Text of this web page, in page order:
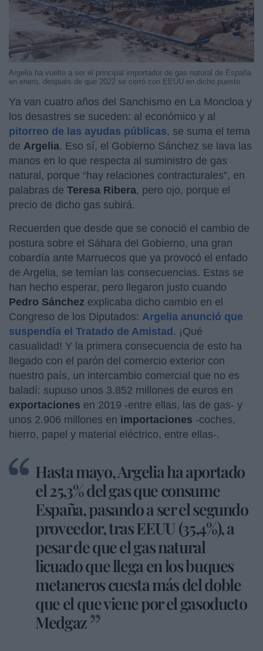
Argelia ha vuelto a ser el principal importador de gas natural de España
en enero, después de que 2022 se cerró con EEUU en dicho puesto
Ya van cuatro años del Sanchismo en La Moncloa y
los desastres se suceden: al económico y al
pitorreo de las ayudas públicas, se suma el tema
de Argelia. Eso sí, el Gobierno Sánchez se lava las
manos en lo que respecta al suministro de gas
natural, porque “hay relaciones contracturales”, en
palabras de Teresa Ribera, pero ojo, porque el
precio de dicho gas subirá.
Recuerden que desde que se conoció el cambio de
postura sobre el Sáhara del Gobierno, una gran
cobardía ante Marruecos que ya provocó el enfado
de Argelia, se temían las consecuencias. Estas se
han hecho esperar, pero llegaron justo cuando
Pedro Sánchez explicaba dicho cambio en el
Congreso de los Diputados: Argelia anunció que
suspendía el Tratado de Amistad. ¡Qué
casualidad! Y la primera consecuencia de esto ha
llegado con el parón del comercio exterior con
nuestro país, un intercambio comercial que no es
baladí: supuso unos 3.852 millones de euros en
exportaciones en 2019 -entre ellas, las de gas- y
unos 2.906 millones en importaciones -coches,
hierro, papel y material eléctrico, entre ellas-.
Hasta mayo, Argelia ha aportado
el 25,3% del gas que consume
España, pasando a ser el segundo
proveedor, tras EEUU (35,4%), a
pesar de que el gas natural
licuado que llega en los buques
metaneros cuesta más del doble
que el que viene por el gasoducto
Medgaz